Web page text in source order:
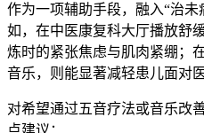
作为一项辅助手段，融入“治未
如，在中医康复科大厅播放舒
炼时的紧张焦虑与肌肉紧绷；
音乐，则能显著减轻患儿面对
对希望通过五音疗法或音乐改
点建议：